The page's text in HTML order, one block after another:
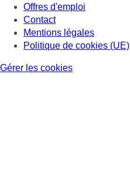
Offres d'emploi
Contact
Mentions légales
Politique de cookies (UE)
Gérer les cookies